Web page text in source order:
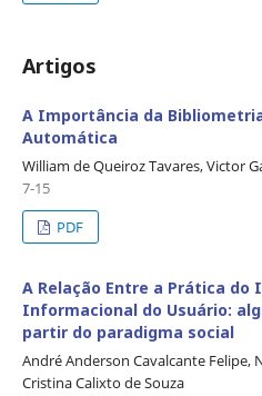
Artigos
A Importância da
Automática
William de Queiroz Tavares, Victor
7-15
PDF
A Relação Entre a Prática do
Informacional do Usuário:
partir do paradigma social
André Anderson Cavalcante Felipe,
Cristina Calixto de Souza